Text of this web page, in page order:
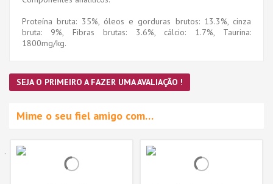
Proteína bruta: 35%, óleos e gorduras brutos: 13.3%, cinza
bruta: 9%, Fibras brutas: 3.6%, cálcio: 1.7%, Taurina:
1800mg/kg.
SEJA O PRIMEIRO A FAZER UMA AVALIAÇÃO !
Mime o seu fiel amigo com…